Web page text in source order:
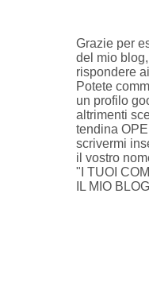
Grazie per
del mio
rispondere
Potete
un profilo
altrimenti
tendina
scrivermi
il vostro
"I TUOI
IL MIO